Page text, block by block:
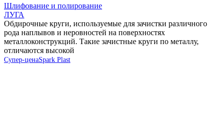
Шлифование и полирование
ЛУГА
Обдирочные круги, используемые для зачистки различного
рода наплывов и неровностей на поверхностях
металлоконструкций. Такие зачистные круги по металлу,
отличаются высокой
Супер-ценаSpark Plast